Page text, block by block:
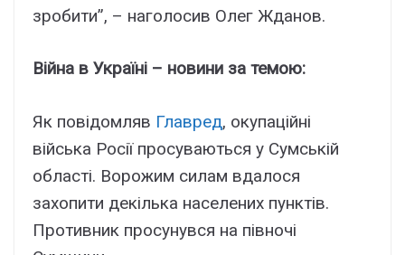
зробити”, – наголосив Олег Жданов.
Війна в Україні – новини за темою:
Як повідомляв Главред, окупаційні
війська Росії просуваються у Сумській
області. Ворожим силам вдалося
захопити декілька населених пунктів.
Противник просунувся на півночі